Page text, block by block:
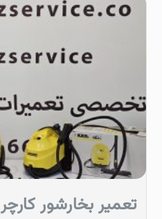
تعمیر بخارشور کارچر